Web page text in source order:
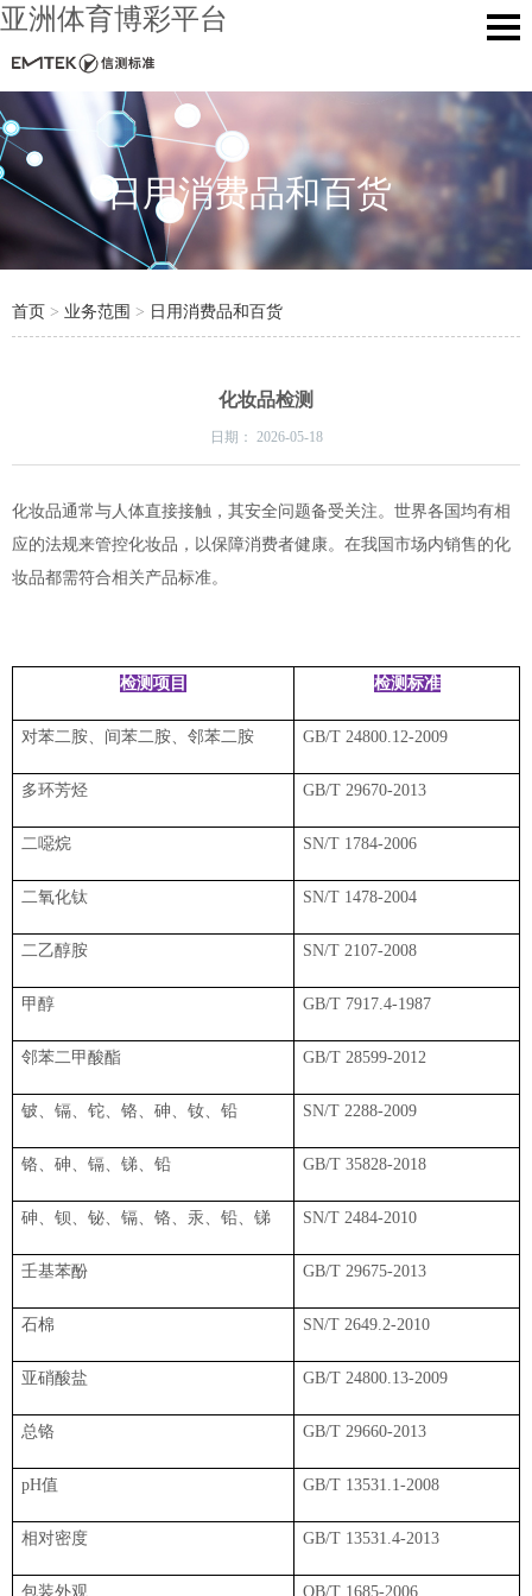
亚洲体育博彩平台
日用消费品和百货
首页 > 业务范围 > 日用消费品和百货
化妆品检测
日期： 2026-05-18
化妆品通常与人体直接接触，其安全问题备受关注。世界各国均有相
应的法规来管控化妆品，以保障消费者健康。在我国市场内销售的化
妆品都需符合相关产品标准。
检测项目 检测标准
对苯二胺、间苯二胺、邻苯二胺 GB/T 24800.12-2009
多环芳烃 GB/T 29670-2013
二噁烷 SN/T 1784-2006
二氧化钛 SN/T 1478-2004
二乙醇胺 SN/T 2107-2008
甲醇 GB/T 7917.4-1987
邻苯二甲酸酯 GB/T 28599-2012
铍、镉、铊、铬、砷、钕、铅 SN/T 2288-2009
铬、砷、镉、锑、铅 GB/T 35828-2018
砷、钡、铋、镉、铬、汞、铅、锑 SN/T 2484-2010
壬基苯酚 GB/T 29675-2013
石棉 SN/T 2649.2-2010
亚硝酸盐 GB/T 24800.13-2009
总铬 GB/T 29660-2013
pH值 GB/T 13531.1-2008
相对密度 GB/T 13531.4-2013
包装外观 QB/T 1685-2006